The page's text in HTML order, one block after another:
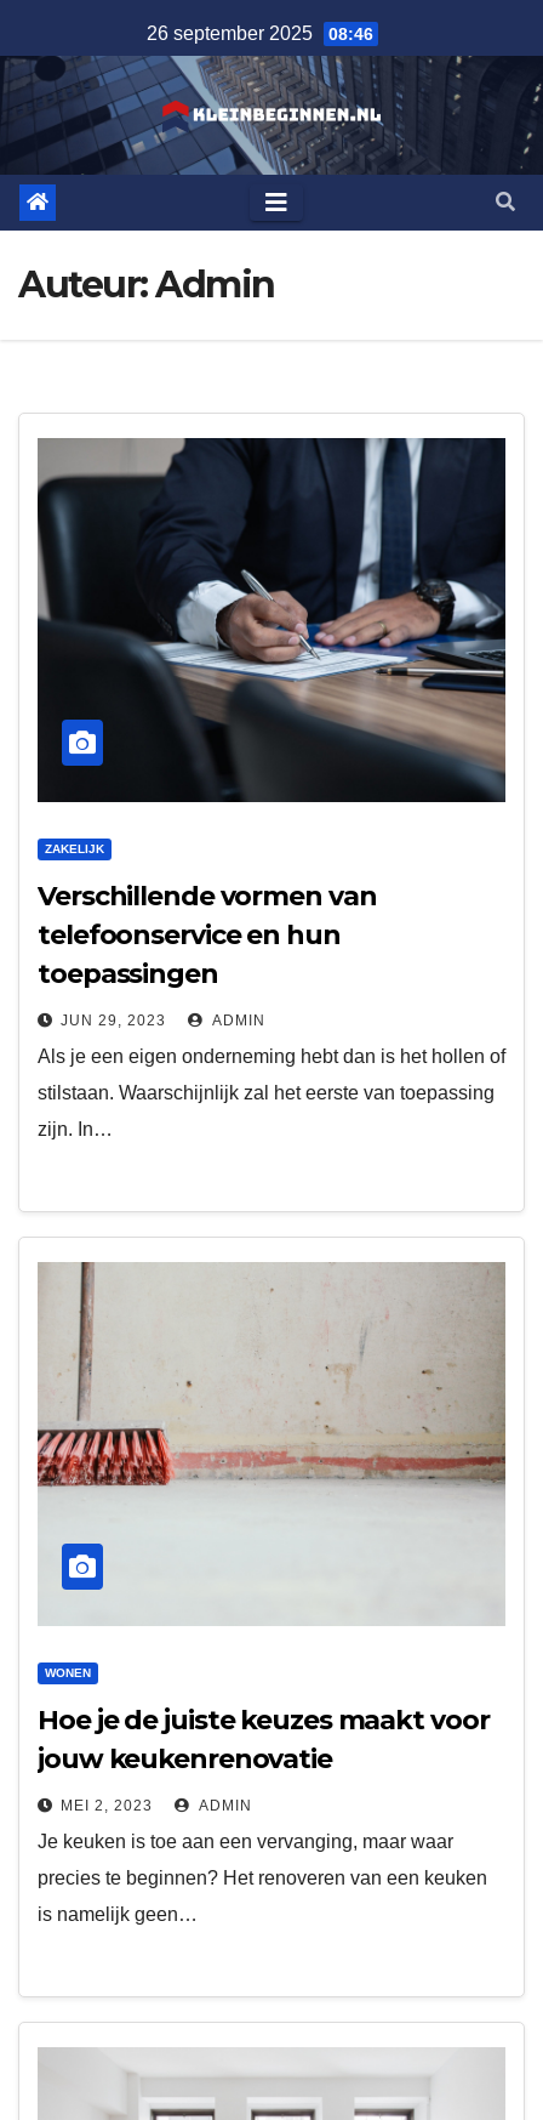
naar
de
inhoud
26 september 2025 08:46
Auteur:Admin
ZAKELIJK
Verschillende vormen van
telefoonservice en hun
toepassingen
JUN 29, 2023 ADMIN
Als je een eigen onderneming hebt dan is het hollen of
stilstaan. Waarschijnlijk zal het eerste van toepassing
zijn. In…
WONEN
Hoe je de juiste keuzes maakt voor
jouw keukenrenovatie
MEI 2, 2023 ADMIN
Je keuken is toe aan een vervanging, maar waar
precies te beginnen? Het renoveren van een keuken
is namelijk geen…